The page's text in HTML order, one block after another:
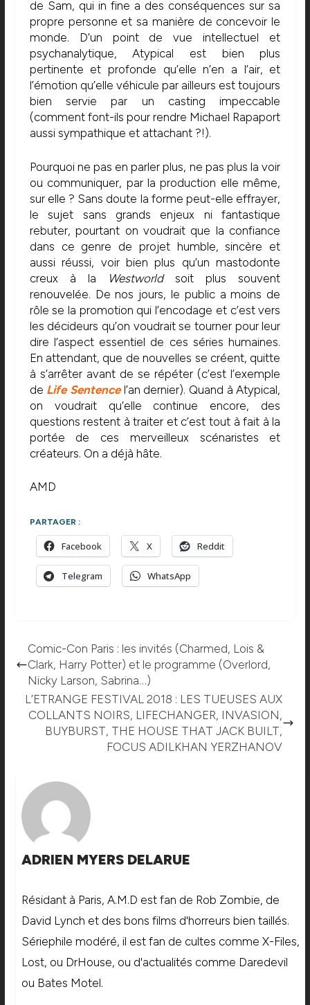
de Sam, qui in fine a des conséquences sur sa
propre personne et sa manière de concevoir le
monde. D’un point de vue intellectuel et
psychanalytique, Atypical est bien plus
pertinente et profonde qu’elle n’en a l’air, et
l’émotion qu’elle véhicule par ailleurs est toujours
bien servie par un casting impeccable
(comment font-ils pour rendre Michael Rapaport
aussi sympathique et attachant ?!).
Pourquoi ne pas en parler plus, ne pas plus la voir
ou communiquer, par la production elle même,
sur elle ? Sans doute la forme peut-elle effrayer,
le sujet sans grands enjeux ni fantastique
rebuter, pourtant on voudrait que la confiance
dans ce genre de projet humble, sincère et
aussi réussi, voir bien plus qu’un mastodonte
creux à la
Westworldsoit plus souvent
renouvelée. De nos jours, le public a moins de
rôle se la promotion qui l’encodage et c’est vers
les décideurs qu’on voudrait se tourner pour leur
dire l’aspect essentiel de ces séries humaines.
En attendant, que de nouvelles se créent, quitte
à s’arrêter avant de se répéter (c’est l’exemple
de Life Sentencel’an dernier). Quand à Atypical,
on voudrait qu’elle continue encore, des
questions restent à traiter et c’est tout à fait à la
portée de ces merveilleux scénaristes et
créateurs. On a déjà hâte.
AMD
PARTAGER :
Facebook X Reddit
Telegram WhatsApp
Comic-Con Paris : les invités (Charmed, Lois &
Clark, Harry Potter) et le programme (Overlord,
Nicky Larson, Sabrina…)
L’ETRANGE FESTIVAL 2018 : LES TUEUSES AUX
COLLANTS NOIRS, LIFECHANGER, INVASION,
BUYBURST, THE HOUSE THAT JACK BUILT,
FOCUS ADILKHAN YERZHANOV
ADRIEN MYERS DELARUE
Résidant à Paris, A.M.D est fan de Rob Zombie, de
David Lynch et des bons films d'horreurs bien taillés.
Sériephile modéré, il est fan de cultes comme X-Files,
Lost, ou DrHouse, ou d'actualités comme Daredevil
ou Bates Motel.